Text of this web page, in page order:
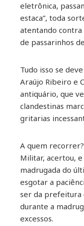
eletrônica,
estaca”, toda
atentando contra
de passarinhos
Tudo isso se
Araújo Ribeiro e
antiquário, que
clandestinas
gritarias
A quem
Militar, acertou,
madrugada do
esgotar a
ser da prefeitura
durante a
excessos.